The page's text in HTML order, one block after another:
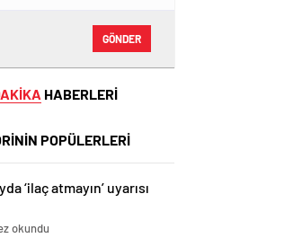
GÖNDER
HABERLERİ
POPÜLERLERİ
‘ilaç atmayın’ uyarısı
okundu